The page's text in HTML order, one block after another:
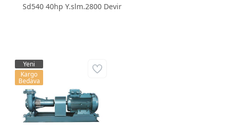
Sd540 40hp Y.slm.2800 Devir
Yeni
Kargo
Bedava